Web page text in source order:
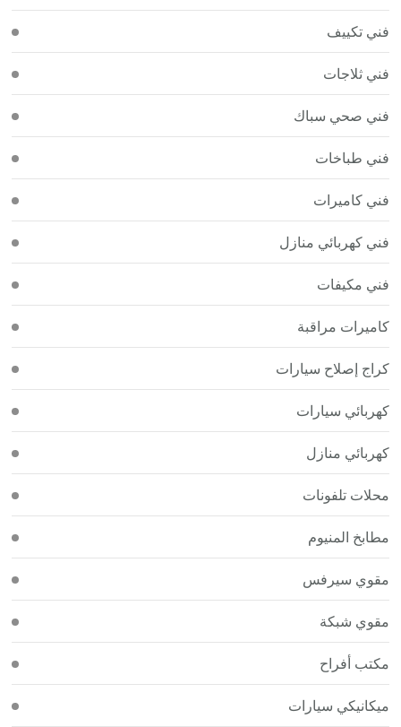
فني تكييف
فني ثلاجات
فني صحي سباك
فني طباخات
فني كاميرات
فني كهربائي منازل
فني مكيفات
كاميرات مراقبة
كراج إصلاح سيارات
كهربائي سيارات
كهربائي منازل
محلات تلفونات
مطابخ المنيوم
مقوي سيرفس
مقوي شبكة
مكتب أفراح
ميكانيكي سيارات